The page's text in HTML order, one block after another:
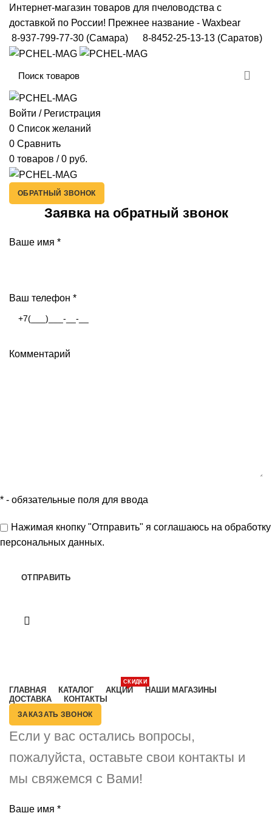
Интернет-магазин товаров для пчеловодства с
доставкой по России! Прежнее название - Waxbear
8-937-799-77-30 (Самара) 8-8452-25-13-13 (Саратов)
Войти / Регистрация
0 Список желаний
0 Сравнить
0 товаров / 0 руб.
ОБРАТНЫЙ ЗВОНОК
Заявка на обратный звонок
Ваше имя *
Ваш телефон *
Комментарий
* - обязательные поля для ввода
Нажимая кнопку "Отправить" я соглашаюсь на обработку
персональных данных.
ГЛАВНАЯ КАТАЛОГ АКЦИИ
СКИДКИ
НАШИ МАГАЗИНЫ
ДОСТАВКА
КОНТАКТЫ
ЗАКАЗАТЬ ЗВОНОК
Если у вас остались вопросы,
пожалуйста, оставьте свои контакты и
мы свяжемся с Вами!
Ваше имя *